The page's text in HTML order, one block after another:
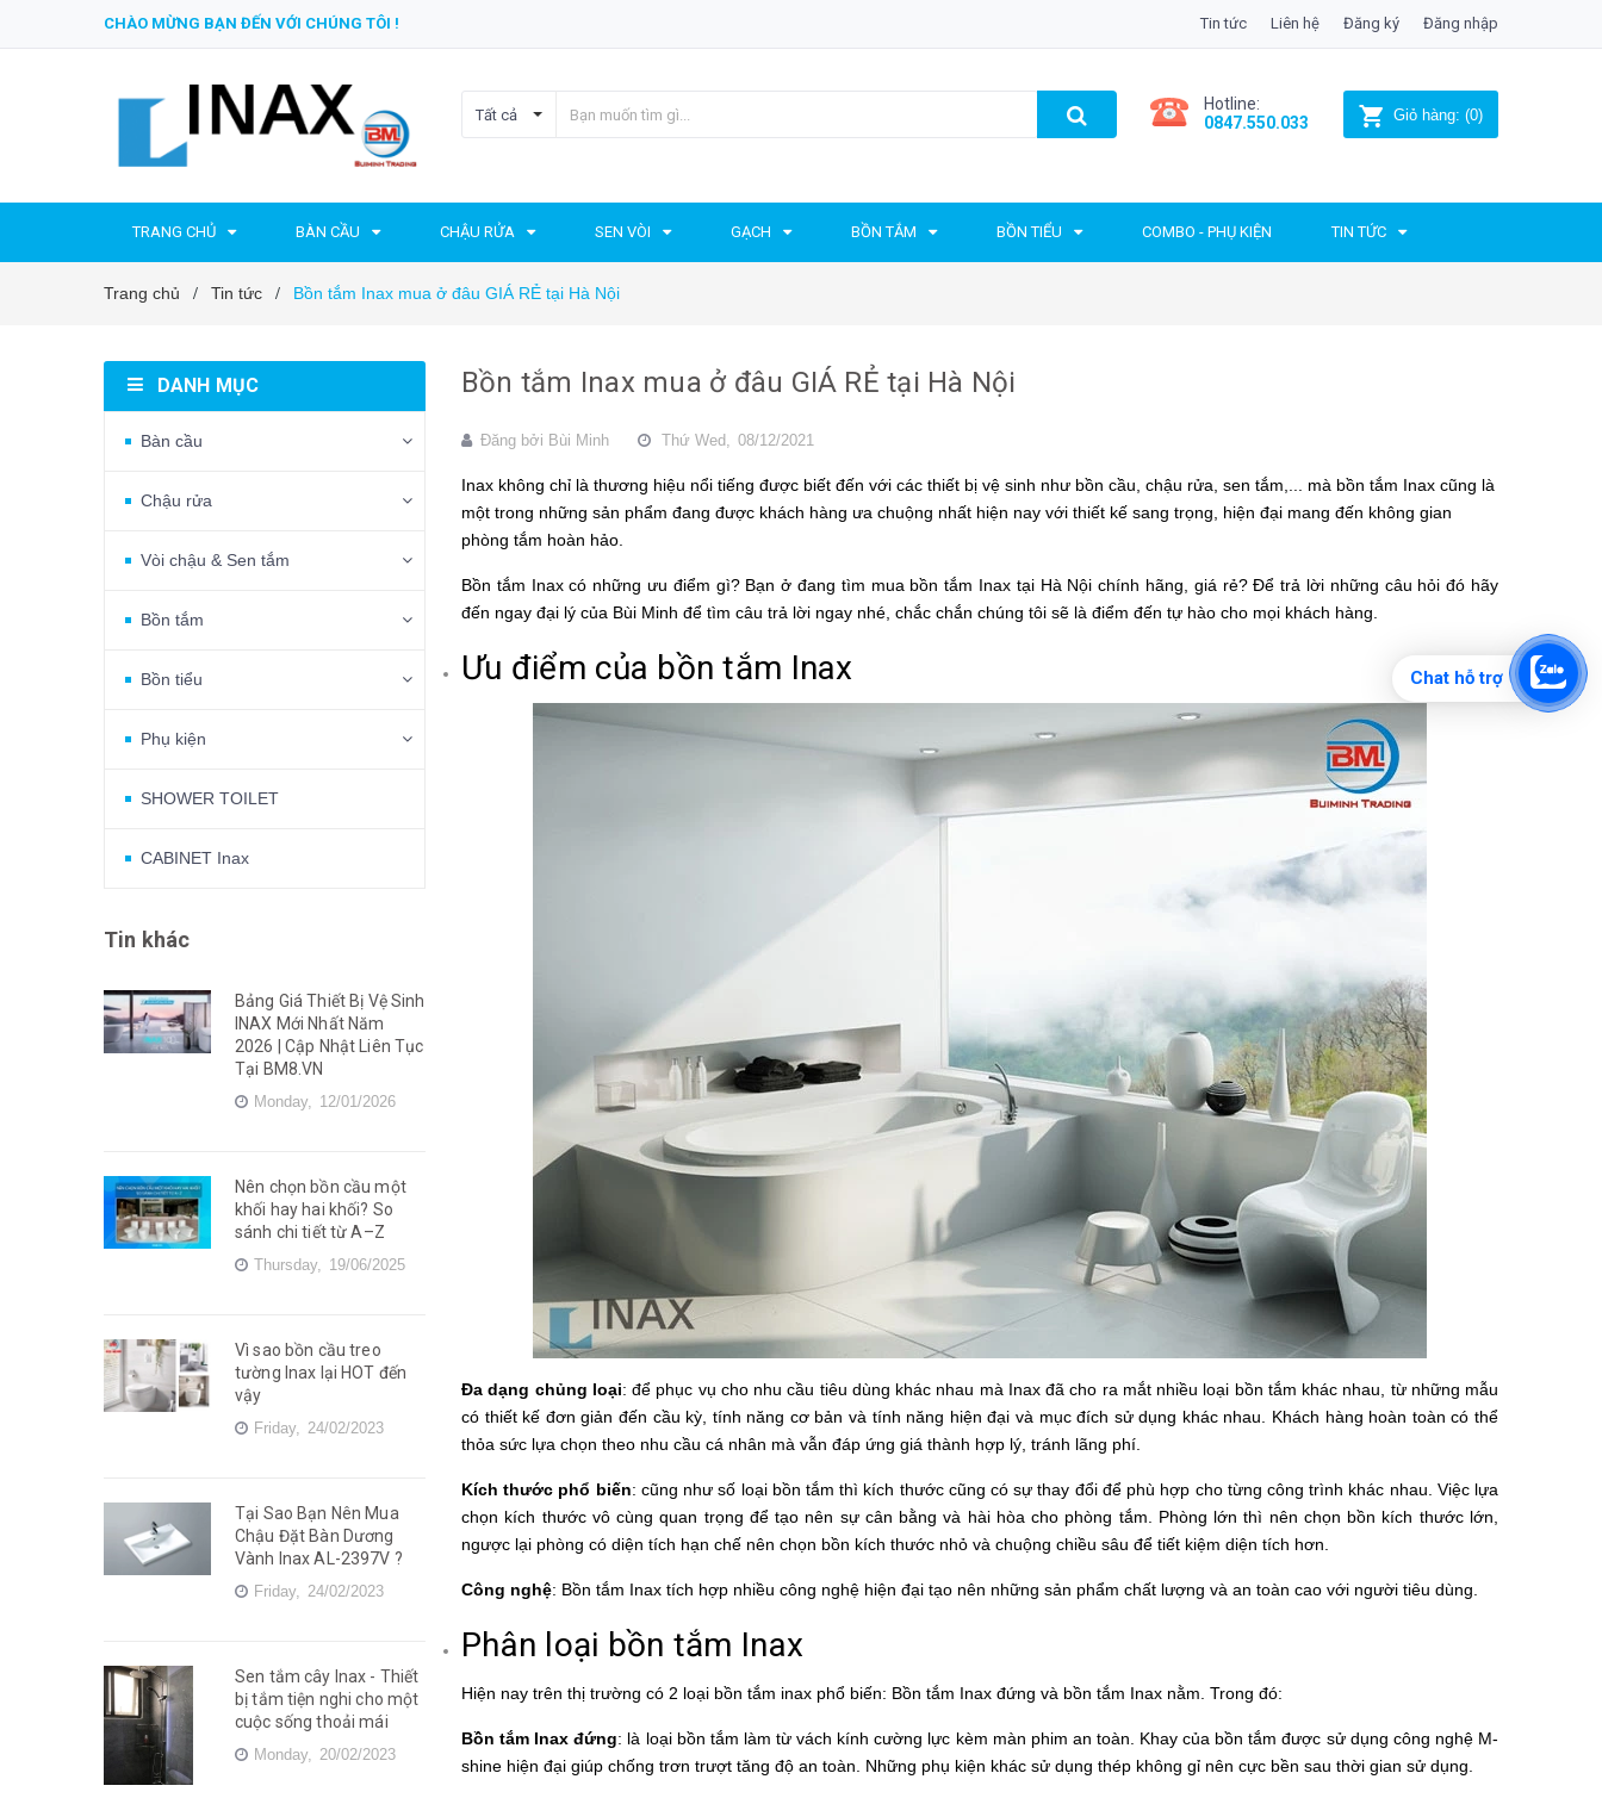
CHÀO MỪNG BẠN ĐẾN VỚI CHÚNG TÔI ! Tin tức Liên hệ Đăng ký Đăng nhập
Tất cả
Hotline:
0847.550.033
Giỏ hàng: (0)
TRANG CHỦ BÀN CẦU CHẬU RỬA SEN VÒI GẠCH BỒN TẮM BỒN TIỂU COMBO - PHỤ KIỆN TIN TỨC
Trang chủ / Tin tức / Bồn tắm Inax mua ở đâu GIÁ RẺ tại Hà Nội
Bồn tắm Inax mua ở đâu GIÁ RẺ tại Hà Nội
Đăng bởi Bùi Minh Thứ Wed, 08/12/2021
Inax không chỉ là thương hiệu nổi tiếng được biết đến với các thiết bị vệ sinh như bồn cầu, chậu rửa, sen tắm,... mà bồn tắm Inax cũng là
một trong những sản phẩm đang được khách hàng ưa chuộng nhất hiện nay với thiết kế sang trọng, hiện đại mang đến không gian
phòng tắm hoàn hảo.
Bồn tắm Inaxcó những ưu điểm gì? Bạn ở đang tìm mua bồn tắm Inax tại Hà Nội chính hãng, giá rẻ? Để trả lời những câu hỏi đó hãy
đến ngay đại lý của Bùi Minh để tìm câu trả lời ngay nhé, chắc chắn chúng tôi sẽ là điểm đến tự hào cho mọi khách hàng.
Ưu điểm của bồn tắm Inax
Đa dạng chủng loại: để phục vụ cho nhu cầu tiêu dùng khác nhau mà Inax đã cho ra mắt nhiều loại bồn tắm khác nhau, từ những mẫu
có thiết kế đơn giản đến cầu kỳ, tính năng cơ bản và tính năng hiện đại và mục đích sử dụng khác nhau. Khách hàng hoàn toàn có thể
thỏa sức lựa chọn theo nhu cầu cá nhân mà vẫn đáp ứng giá thành hợp lý, tránh lãng phí.
Kích thước phổ biến: cũng như số loại bồn tắm thì kích thước cũng có sự thay đổi để phù hợp cho từng công trình khác nhau. Việc lựa
chọn kích thước vô cùng quan trọng để tạo nên sự cân bằng và hài hòa cho phòng tắm. Phòng lớn thì nên chọn bồn kích thước lớn,
ngược lại phòng có diện tích hạn chế nên chọn bồn kích thước nhỏ và chuộng chiều sâu để tiết kiệm diện tích hơn.
Công nghệ: Bồn tắm Inax tích hợp nhiều công nghệ hiện đại tạo nên những sản phẩm chất lượng và an toàn cao với người tiêu dùng.
Phân loại bồn tắm Inax
Hiện nay trên thị trường có 2 loại bồn tắm inax phổ biến: Bồn tắm Inax đứng và bồn tắm Inax nằm. Trong đó:
Bồn tắm Inax đứng: là loại bồn tắm làm từ vách kính cường lực kèm màn phim an toàn. Khay của bồn tắm được sử dụng công nghệ M-
shine hiện đại giúp chống trơn trượt tăng độ an toàn. Những phụ kiện khác sử dụng thép không gỉ nên cực bền sau thời gian sử dụng.
DANH MỤC
Bàn cầu
Chậu rửa
Vòi chậu & Sen tắm
Bồn tắm
Bồn tiểu
Phụ kiện
SHOWER TOILET
CABINET Inax
Tin khác
Bảng Giá Thiết Bị Vệ Sinh
INAX Mới Nhất Năm
2026 | Cập Nhật Liên Tục
Tại BM8.VN
Monday, 12/01/2026
Nên chọn bồn cầu một
khối hay hai khối? So
sánh chi tiết từ A–Z
Thursday, 19/06/2025
Vì sao bồn cầu treo
tường Inax lại HOT đến
vậy
Friday, 24/02/2023
Tại Sao Bạn Nên Mua
Chậu Đặt Bàn Dương
Vành Inax AL-2397V ?
Friday, 24/02/2023
Sen tắm cây Inax - Thiết
bị tắm tiện nghi cho một
cuộc sống thoải mái
Monday, 20/02/2023
Chat hỗ trợ